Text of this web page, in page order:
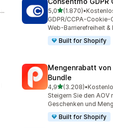
Kostenloser Plan verfügbar
5,0von 5 Sternen
(1.870)
1870 Rezensionen
•
GDPR/CCPA-Cookie-
Web-Barrierefreiheit &
Built for Shopify
Mengenrabatt von
Bundle
4,9von 5 Sternen
(3.208)
3208 Rezensionen
•
Steigern Sie den AOV
Geschenken und
Built for Shopify